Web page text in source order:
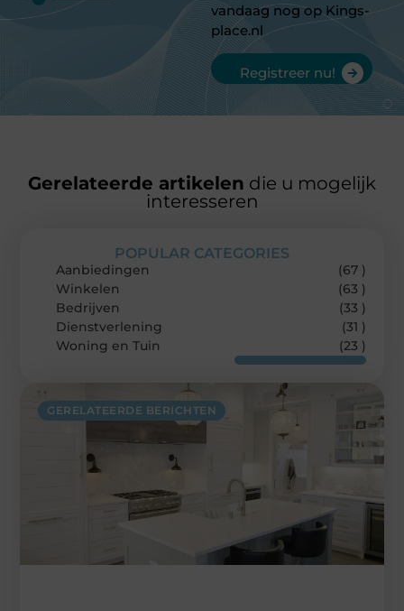
vandaag nog op Kings-
place.nl
Registreer nu!
Gerelateerde artikelen die u mogelijk
interesseren
GERELATEERDE BERICHTEN
POPULAR CATEGORIES
Aanbiedingen
(67 )
Winkelen
(63 )
Bedrijven
(33 )
Dienstverlening
(31 )
Woning en Tuin
(23 )